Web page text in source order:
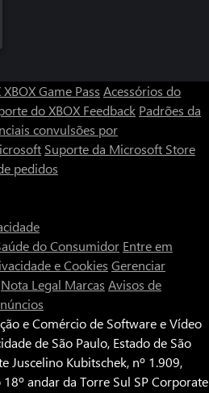
XBOX Game Pass Acessórios do
do XBOX Feedback Padrões da
convulsões por
Suporte da Microsoft Store
pedidos
do Consumidor Entre em
e Cookies Gerenciar
Nota Legal Marcas Avisos de
e Comércio de Software e Vídeo
de São Paulo, Estado de São
Juscelino Kubitschek, nº 1.909,
andar da Torre Sul SP Corporate